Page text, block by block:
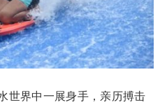
世界中一展身手，亲历搏击